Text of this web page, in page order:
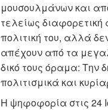
μουσουλμάνων και
τελείως
πολιτική του, αλλά
απέχουν από τα
δικό τους όραμα: Την
πολιτισμικά και
Η ψηφοφορία στις 24